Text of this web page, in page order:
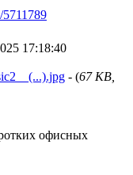
5711789
17:18:40
- (67 KB,
офисных